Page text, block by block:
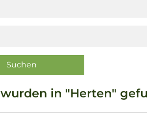
in "Herten"